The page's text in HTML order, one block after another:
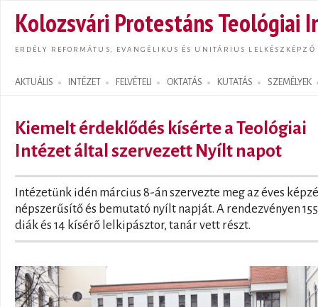
Kolozsvári Protestáns Teológiai
ERDÉLY REFORMÁTUS, EVANGÉLIKUS ÉS UNITÁRIUS LELKÉSZKÉPZŐ
AKTUÁLIS INTÉZET FELVÉTELI OKTATÁS KUTATÁS SZEMÉLYEK
Search form
Kiemelt érdeklődés kísérte a Teológiai
Intézet által szervezett Nyílt napot
Intézetünk idén március 8-án szervezte meg az éves
népszerűsítő és bemutató nyílt napját. A rendezvényen 155
diák és 14 kísérő lelkipásztor, tanár vett részt.